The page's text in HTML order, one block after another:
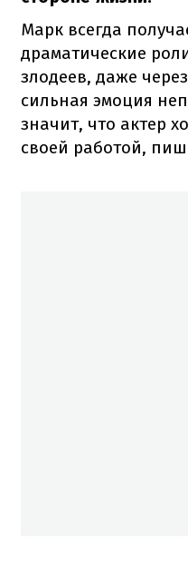
Марк всегда
драматические
злодеев, даже
сильная эмоция
значит, что актер
своей работой,